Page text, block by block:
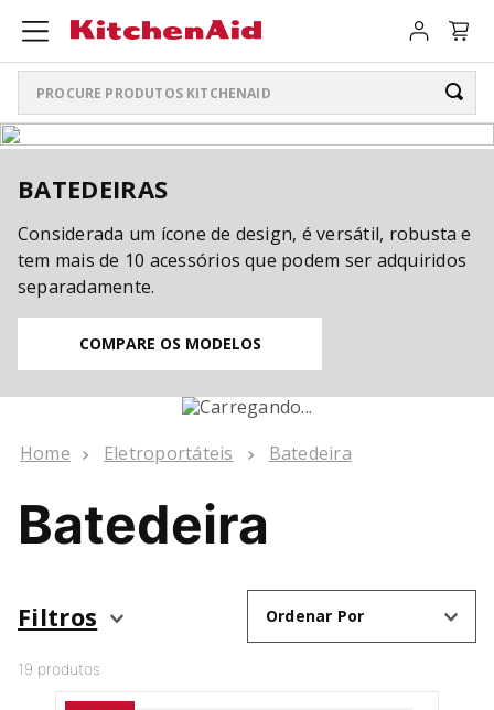
Procure produtos KitchenAid
1º ARTISAN PLUS
2º LIQUIDIFICADOR PURE POWER
3º BATEDEIRA
PURE POWER PERSONAL JAR
5º BOWL LIFT
7º LIQUIDIFICADOR
8 SORVETEIRA
PURE POWER
BATEDEIRAS
Considerada um ícone de design, é versátil, robusta e
tem mais de 10 acessórios que podem ser adquiridos
separadamente.
COMPARE OS MODELOS
Eletroportáteis Batedeira
Batedeira
Filtros Ordenar Por
19 produtos